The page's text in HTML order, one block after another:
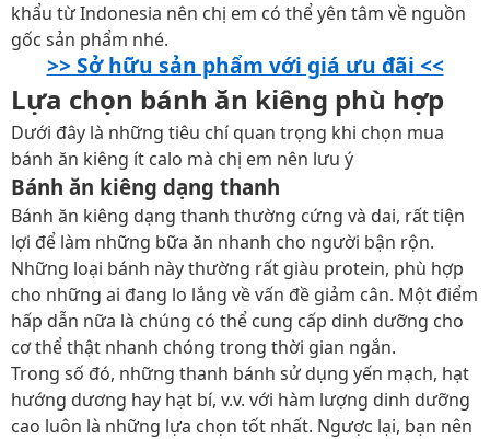
khẩu từ Indonesia nên chị em có thể yên tâm về nguồn
gốc sản phẩm nhé.
>> Sở hữu sản phẩm với giá ưu đãi <<
Lựa chọn bánh ăn kiêng phù hợp
Dưới đây là những tiêu chí quan trọng khi chọn mua
bánh ăn kiêng ít calo mà chị em nên lưu ý
Bánh ăn kiêng dạng thanh
Bánh ăn kiêng dạng thanh thường cứng và dai, rất tiện
lợi để làm những bữa ăn nhanh cho người bận rộn.
Những loại bánh này thường rất giàu protein, phù hợp
cho những ai đang lo lắng về vấn đề giảm cân. Một điểm
hấp dẫn nữa là chúng có thể cung cấp dinh dưỡng cho
cơ thể thật nhanh chóng trong thời gian ngắn.
Trong số đó, những thanh bánh sử dụng yến mạch, hạt
hướng dương hay hạt bí, v.v. với hàm lượng dinh dưỡng
cao luôn là những lựa chọn tốt nhất. Ngược lại, bạn nên